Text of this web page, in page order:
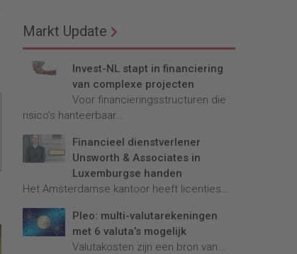
Markt Update
Invest-NL stapt in financiering
van complexe projecten
Voor financieringsstructuren die
risico’s hanteerbaar...
Financieel dienstverlener
Unsworth & Associates in
Luxemburgse handen
Het Amsterdamse kantoor heeft licenties...
Pleo: multi-valutarekeningen
met 6 valuta’s mogelijk
Valutakosten zijn een bron van...